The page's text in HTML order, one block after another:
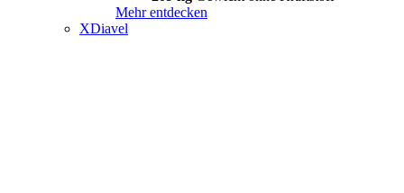
Mehr entdecken
XDiavel